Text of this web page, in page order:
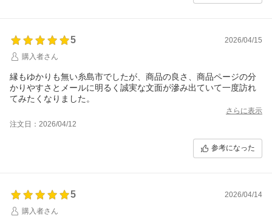
5
2026/04/15
購入者さん
縁もゆかりも無い糸島市でしたが、商品の良さ、商品ページの分
かりやすさとメールに明るく誠実な文面が滲み出ていて一度訪れ
てみたくなりました。
さらに表示
注文日：2026/04/12
参考になった
5
2026/04/14
購入者さん